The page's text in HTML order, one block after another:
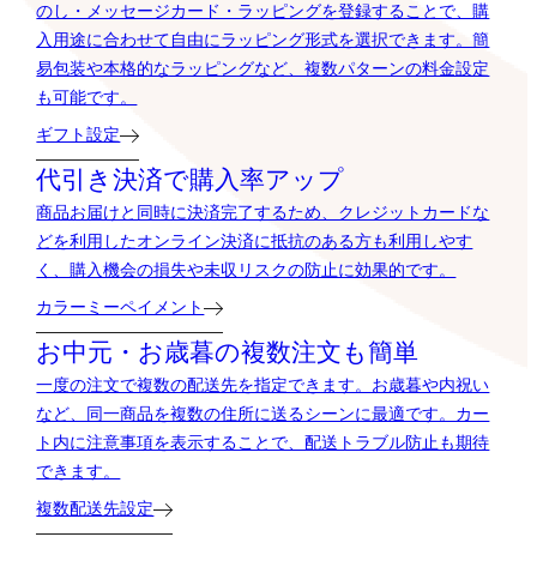
のし・メッセージカード・ラッピングを登録することで、購
入用途に合わせて自由にラッピング形式を選択できます。簡
易包装や本格的なラッピングなど、複数パターンの料金設定
も可能です。
ギフト設定
代引き決済で購入率アップ
商品お届けと同時に決済完了するため、クレジットカードな
どを利用したオンライン決済に抵抗のある方も利用しやす
く、購入機会の損失や未収リスクの防止に効果的です。
カラーミーペイメント
お中元・お歳暮の複数注文も簡単
一度の注文で複数の配送先を指定できます。お歳暮や内祝い
など、同一商品を複数の住所に送るシーンに最適です。カー
ト内に注意事項を表示することで、配送トラブル防止も期待
できます。
複数配送先設定